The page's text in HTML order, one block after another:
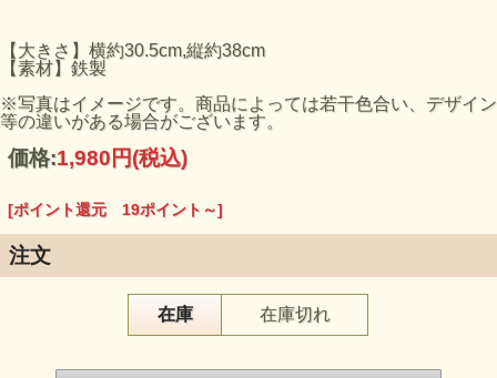
【大きさ】横約30.5cm,縦約38cm
【素材】鉄製
※写真はイメージです。商品によっては若干色合い、デザイン
等の違いがある場合がございます。
価格:1,980円(税込)
[ポイント還元 19ポイント～]
注文
在庫 在庫切れ